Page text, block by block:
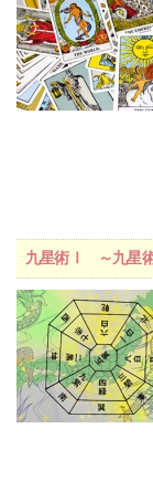
九星術Ⅰ ～九星術